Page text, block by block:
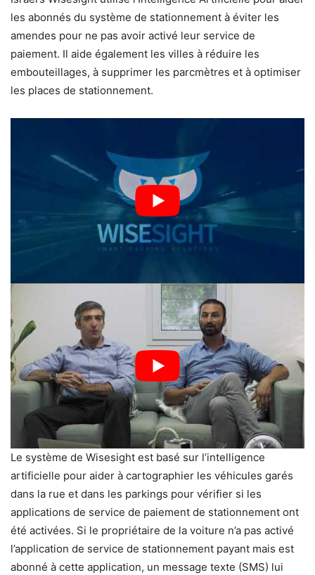
les abonnés du système de stationnement à éviter les
amendes pour ne pas avoir activé leur service de
paiement. Il aide également les villes à réduire les
embouteillages, à supprimer les parcmètres et à optimiser
les places de stationnement.
Le système de Wisesight est basé sur l’intelligence
artificielle pour aider à cartographier les véhicules garés
dans la rue et dans les parkings pour vérifier si les
applications de service de paiement de stationnement ont
été activées. Si le propriétaire de la voiture n’a pas activé
l’application de service de stationnement payant mais est
abonné à cette application, un message texte (SMS) lui